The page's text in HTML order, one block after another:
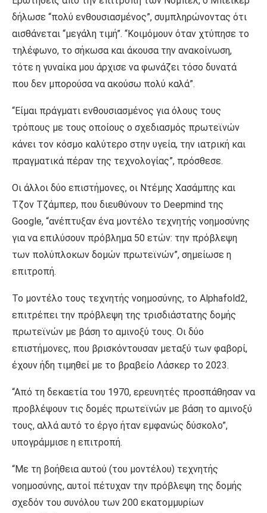
δήλωσε “πολύ ενθουσιασμένος”, συμπληρώνοντας ότι
αισθάνεται “μεγάλη τιμή”. “Κοιμόμουν όταν χτύπησε το
τηλέφωνο, το σήκωσα και άκουσα την ανακοίνωση,
τότε η γυναίκα μου άρχισε να φωνάζει τόσο δυνατά
που δεν μπορούσα να ακούσω πολύ καλά”.
“Είμαι πράγματι ενθουσιασμένος για όλους τους
τρόπους με τους οποίους ο σχεδιασμός πρωτεϊνών
κάνει τον κόσμο καλύτερο στην υγεία, την ιατρική και
πραγματικά πέραν της τεχνολογίας”, πρόσθεσε.
Οι άλλοι δύο επιστήμονες, οι Ντέμης Χασάμπης και
Τζον Τζάμπερ, που διευθύνουν το Deepmind της
Google, “ανέπτυξαν ένα μοντέλο τεχνητής νοημοσύνης
για να επιλύσουν πρόβλημα 50 ετών: την πρόβλεψη
των πολύπλοκων δομών πρωτεϊνών”, σημείωσε η
επιτροπή.
Το μοντέλο τους τεχνητής νοημοσύνης, το Alphafold2,
επιτρέπει την πρόβλεψη της τρισδιάστατης δομής
πρωτεϊνών με βάση το αμινοξύ τους. Οι δύο
επιστήμονες, που βρισκόντουσαν μεταξύ των φαβορί,
έχουν ήδη τιμηθεί με το βραβείο Λάσκερ το 2023.
“Από τη δεκαετία του 1970, ερευνητές προσπάθησαν να
προβλέψουν τις δομές πρωτεϊνών με βάση το αμινοξύ
τους, αλλά αυτό το έργο ήταν εμφανώς δύσκολο”,
υπογράμμισε η επιτροπή.
“Με τη βοήθεια αυτού (του μοντέλου) τεχνητής
νοημοσύνης, αυτοί πέτυχαν την πρόβλεψη της δομής
σχεδόν του συνόλου των 200 εκατομμυρίων